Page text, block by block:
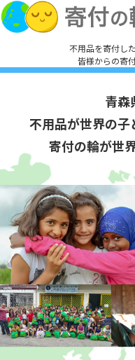
不用品を寄付し
皆様からの寄
青森
不用品が世界の子
寄付の輪が世